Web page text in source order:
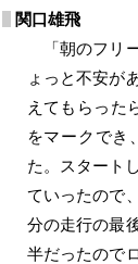
関口雄飛
「朝のフリ
ょっと不安が
えてもらった
をマークでき
た。スタート
ていったので
分の走行の最
半だったので